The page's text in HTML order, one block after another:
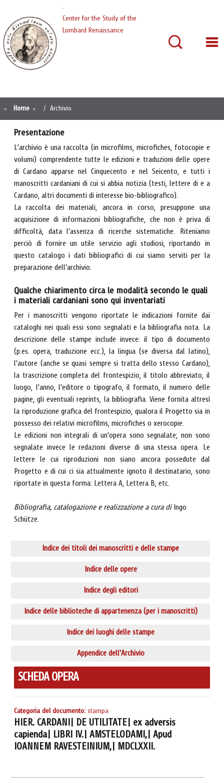
Center for the Study of the
Lombard Renaissance
Home Archivio
Presentazione
L’archivio è una raccolta (in microfilms, microfiches, fotocopie e
volumi) comprendente tutte le edizioni e traduzioni delle opere
di Cardano apparse nel Cinquecento e nel Seicento, e tutti i
manoscritti cardaniani di cui si abbia notizia (testi, lettere di e a
Cardano, altri documenti di interesse bio-bibliografico).
La raccolta dei materiali, ancora in corso, presuppone una
acquisizione di informazioni bibliografiche, che non è priva di
difficoltà, data l'assenza di ricerche sistematiche. Riteniamo
perciò di fornire un utile servizio agli studiosi, riportando in
questo catalogo i dati bibliografici di cui siamo serviti per la
preparazione dell'archivio.
Qualche chiarimento circa le modalità secondo le quali
i materiali cardaniani sono qui inventariati
Per i manoscritti vengono riportate le indicazioni fornite dai
cataloghi nei quali essi sono segnalati e la bibliografia nota. La
descrizione delle stampe include invece: il tipo di documento
(p.es. opera, traduzione ecc.), la lingua (se diversa dal latino),
l'autore (anche se quasi sempre si tratta dello stesso Cardano),
la trascrizione completa del frontespizio, il titolo abbreviato, il
luogo, l'anno, l'editore o tipografo, il formato, il numero delle
pagine, gli eventuali reprints, la bibliografia. Viene fornita altresì
la riproduzione grafica del frontespizio, qualora il Progetto sia in
possesso dei relativi microfilms, microfiches o xerocopie.
Le edizioni non integrali di un'opera sono segnalate; non sono
segnalate invece le redazioni diverse di una stessa opera. Le
lettere le cui riproduzioni non siano ancora possedute dal
Progetto e di cui ci sia attualmente ignoto il destinatario, sono
riportate in questa forma: Lettera A, Lettera B, etc.
Bibliografia, catalogazione e realizzazione a cura diIngo
Schütze.
Indice dei titoli dei manoscritti e delle stampe
Indice delle opere
Indice degli editori
Indice delle biblioteche di appartenenza (per i manoscritti)
Indice dei luoghi delle stampe
Appendice dell'Archivio
SCHEDA OPERA
Categoria del documento: stampa
HIER. CARDANI| DE UTILITATE| ex adversis
capienda| LIBRI IV.| AMSTELODAMI,| Apud
IOANNEM RAVESTEINIUM,| MDCLXXII.